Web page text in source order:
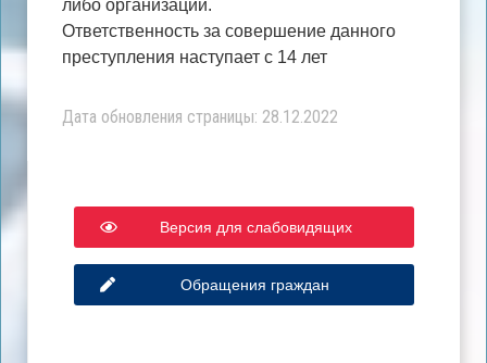
либо организаций.
Ответственность за совершение данного
преступления наступает с 14 лет
Дата обновления страницы: 28.12.2022
Версия для слабовидящих
Обращения граждан